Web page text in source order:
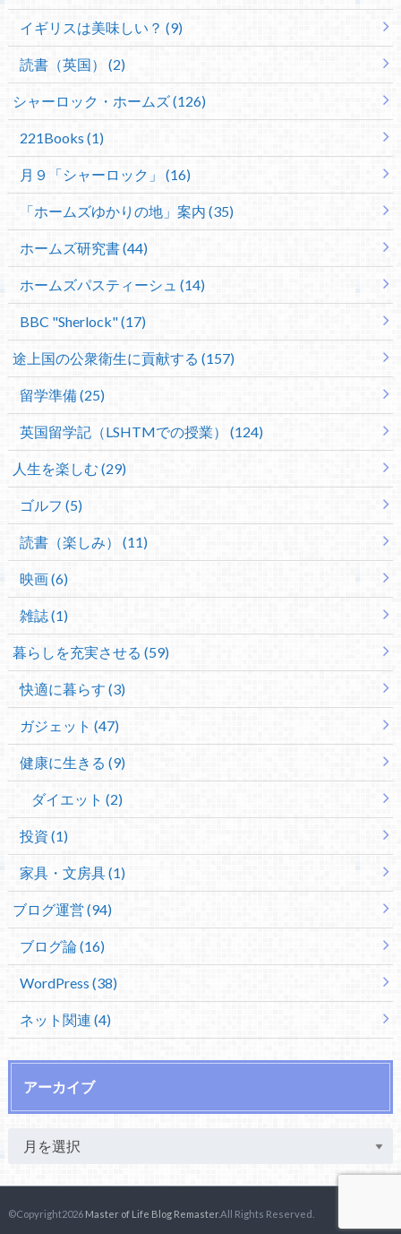
イギリスは美味しい？ (9)
読書（英国） (2)
シャーロック・ホームズ (126)
221Books (1)
月９「シャーロック」 (16)
「ホームズゆかりの地」案内 (35)
ホームズ研究書 (44)
ホームズパスティーシュ (14)
BBC "Sherlock" (17)
途上国の公衆衛生に貢献する (157)
留学準備 (25)
英国留学記（LSHTMでの授業） (124)
人生を楽しむ (29)
ゴルフ (5)
読書（楽しみ） (11)
映画 (6)
雑誌 (1)
暮らしを充実させる (59)
快適に暮らす (3)
ガジェット (47)
健康に生きる (9)
ダイエット (2)
投資 (1)
家具・文房具 (1)
ブログ運営 (94)
ブログ論 (16)
WordPress (38)
ネット関連 (4)
アーカイブ
©Copyright2026 Master of Life Blog Remaster.All Rights Reserved.